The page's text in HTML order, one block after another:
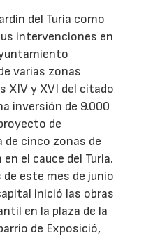
del Turia como
intervenciones en
varias zonas
XIV y XVI del citado
inversión de 9.000
de
cinco zonas de
el cauce del Turia.
de este mes de junio
inició las obras
en la plaza de la
de Exposició,